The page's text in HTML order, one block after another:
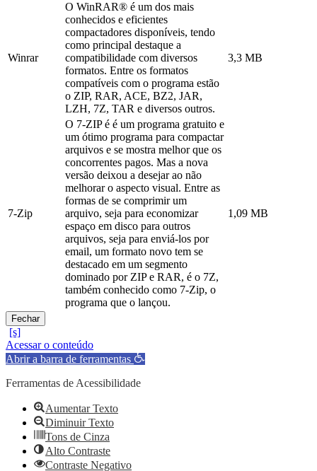
Winrar
O WinRAR® é um dos mais
conhecidos e eficientes
compactadores disponíveis, tendo
como principal destaque a
compatibilidade com diversos
formatos. Entre os formatos
compatíveis com o programa estão
o ZIP, RAR, ACE, BZ2, JAR,
LZH, 7Z, TAR e diversos outros.
3,3 MB
7-Zip
O 7-ZIP é é um programa gratuito e
um ótimo programa para compactar
arquivos e se mostra melhor que os
concorrentes pagos. Mas a nova
versão deixou a desejar ao não
melhorar o aspecto visual. Entre as
formas de se comprimir um
arquivo, seja para economizar
espaço em disco para outros
arquivos, seja para enviá-los por
email, um formato novo tem se
destacado em um segmento
dominado por ZIP e RAR, é o 7Z,
também conhecido como 7-Zip, o
programa que o lançou.
1,09 MB
Fechar
Acessar o conteúdo
Abrir a barra de ferramentas
Ferramentas de Acessibilidade
Aumentar Texto
Diminuir Texto
Tons de Cinza
Alto Contraste
Contraste Negativo